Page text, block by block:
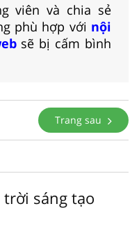
viên và chia sẻ
phù hợp với nội
sẽ bị cấm bình
Trang sau
trời sáng tạo